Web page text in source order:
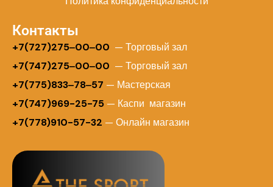
Контакты
+7(727)275‒00‒00 — Торговый зал
+7(747)275‒00‒00 — Торговый зал
+7(775)833‒78‒57 — Мастерская
+7(747)969-25-75 — Каспи магазин
+7(778)910-57-32 — Онлайн магазин